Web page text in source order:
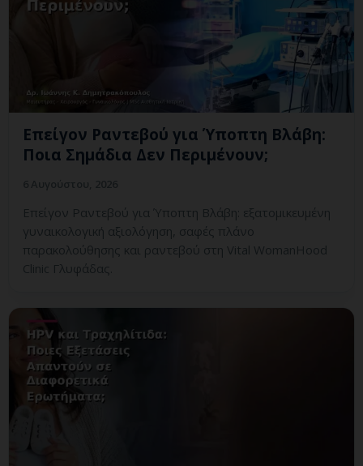
Επείγον Ραντεβού για Ύποπτη Βλάβη:
Ποια Σημάδια Δεν Περιμένουν;
Επείγον Ραντεβού για Ύποπτη Βλάβη: εξατομικευμένη
γυναικολογική αξιολόγηση, σαφές πλάνο
παρακολούθησης και ραντεβού στη Vital WomanHood
Clinic Γλυφάδας.